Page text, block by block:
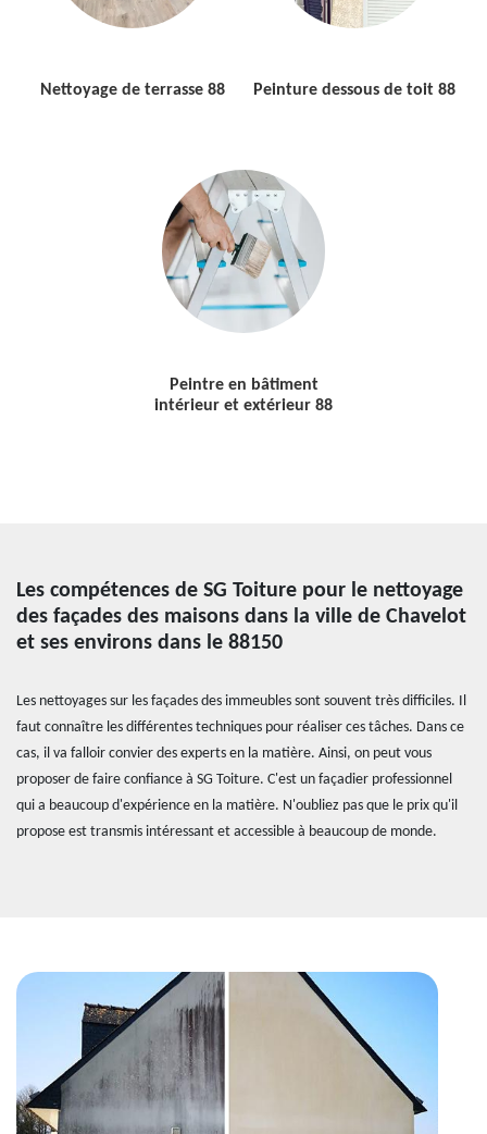
Nettoyage de terrasse 88 Peinture dessous de toit 88
Peintre en bâtiment
intérieur et extérieur 88
Les compétences de SG Toiture pour le nettoyage
des façades des maisons dans la ville de Chavelot
et ses environs dans le 88150
Les nettoyages sur les façades des immeubles sont souvent très difficiles. Il
faut connaître les différentes techniques pour réaliser ces tâches. Dans ce
cas, il va falloir convier des experts en la matière. Ainsi, on peut vous
proposer de faire confiance à SG Toiture. C'est un façadier professionnel
qui a beaucoup d'expérience en la matière. N'oubliez pas que le prix qu'il
propose est transmis intéressant et accessible à beaucoup de monde.